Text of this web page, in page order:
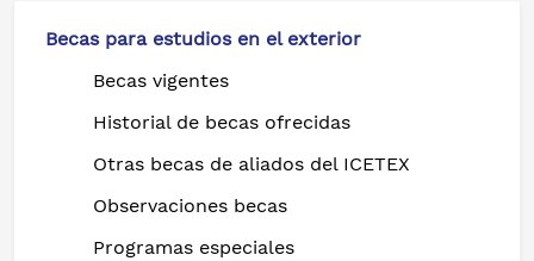
Becas para estudios en el exterior
Becas vigentes
Historial de becas ofrecidas
Otras becas de aliados del ICETEX
Observaciones becas
Programas especiales